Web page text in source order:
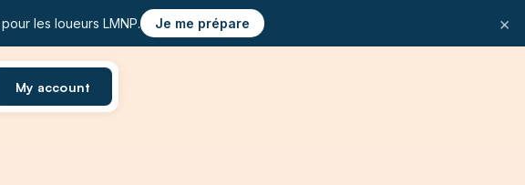
les loueurs LMNP. Je me prépare ×
My account